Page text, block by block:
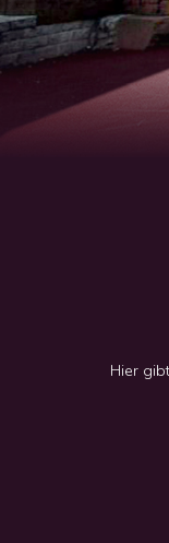
Hier